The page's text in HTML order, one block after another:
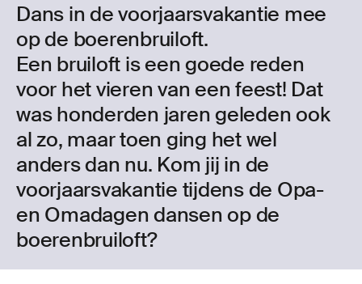
Dans in de voorjaarsvakantie mee
op de boerenbruiloft.
Een bruiloft is een goede reden
voor het vieren van een feest! Dat
was honderden jaren geleden ook
al zo, maar toen ging het wel
anders dan nu. Kom jij in de
voorjaarsvakantie tijdens de Opa-
en Omadagen dansen op de
boerenbruiloft?